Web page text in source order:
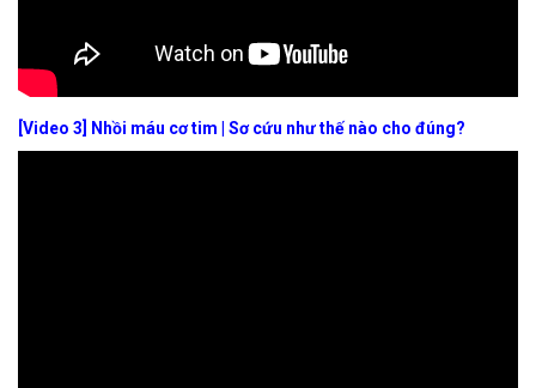
[Video 3] Nhồi máu cơ tim | Sơ cứu như thế nào cho đúng?